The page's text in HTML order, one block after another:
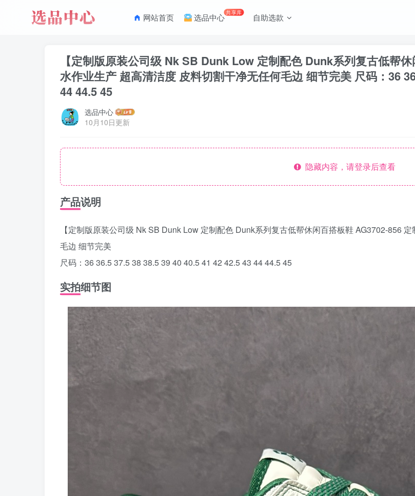
网站首页 选品中心共享库 自助选款
【定制版原装公司级 Nk SB Dunk Low 定制配色 Dunk系列复古低帮
水作业生产 超高清洁度 皮料切割干净无任何毛边 细节完美 尺码：36
44 44.5 45
选品中心
10月10日更新
隐藏内容，请登录后查看
产品说明
【定制版原装公司级 Nk SB Dunk Low 定制配色 Dunk系列复古低帮休闲百搭板鞋 AG3702-856
毛边 细节完美
尺码：36 36.5 37.5 38 38.5 39 40 40.5 41 42 42.5 43 44 44.5 45
实拍细节图